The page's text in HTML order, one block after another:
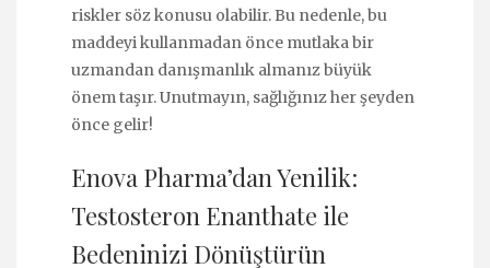
riskler söz konusu olabilir. Bu nedenle, bu
maddeyi kullanmadan önce mutlaka bir
uzmandan danışmanlık almanız büyük
önem taşır. Unutmayın, sağlığınız her şeyden
önce gelir!
Enova Pharma’dan Yenilik:
Testosteron Enanthate ile
Bedeninizi Dönüştürün